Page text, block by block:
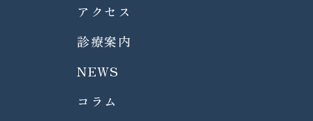
アクセス
診療案内
NEWS
コラム